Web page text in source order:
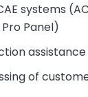
systems
Pro Panel)
of